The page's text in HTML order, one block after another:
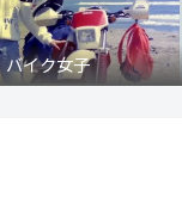
バイク女子